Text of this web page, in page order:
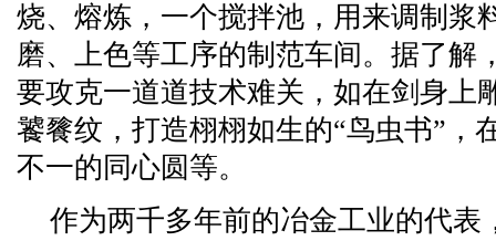
烧、熔炼，一个搅拌池，用来调制浆
磨、上色等工序的制范车间。据了解
要攻克一道道技术难关，如在剑身上
饕餮纹，打造栩栩如生的“鸟虫书”，
不一的同心圆等。
作为两千多年前的冶金工业的代表